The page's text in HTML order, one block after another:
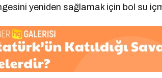
yeniden sağlamak için bol su